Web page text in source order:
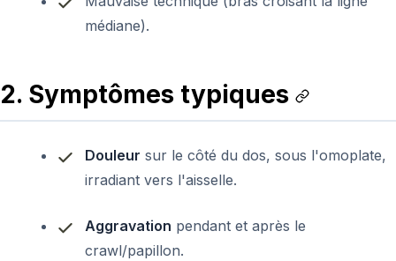
médiane).
2. Symptômes typiques
Douleur sur le côté du dos, sous l'omoplate,
irradiant vers l'aisselle.
Aggravation pendant et après le
crawl/papillon.